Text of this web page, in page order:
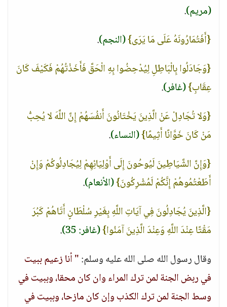
(مريم).
{أَفَتُمَارُونَهُ عَلَى مَا يَرَى}(النجم).
{وَجَادَلُوا بِالْبَاطِلِ لِيُدْحِضُوا بِهِ الْحَقَّ فَأَخَذْتُهُمْ فَكَيْفَ كَانَ
عِقَابِ}(غافر).
{وَلا تُجَادِلْ عَنْ الَّذِينَ يَخْتَانُونَ أَنفُسَهُمْ إِنَّ اللَّهَ لا يُحِبُّ
مَنْ كَانَ خَوَّانًا أَثِيمًا}(النساء).
{وَإِنَّ الشَّيَاطِينَ لَيُوحُونَ إِلَى أَوْلِيَائِهِمْ لِيُجَادِلُوكُمْ وَإِنْ
أَطَعْتُمُوهُمْ إِنَّكُمْ لَمُشْرِكُونَ}(الأنعام).
{الَّذِينَ يُجَادِلُونَ فِي آيَاتِ اللَّهِ بِغَيْرِ سُلْطَانٍ أَتَاهُمْ كَبُرَ
مَقْتًا عِنْدَ اللَّهِ وَعِنْدَ الَّذِينَ آمَنُوا}(غافر: 35)
.
وقال رسول الله صلى الله عليه وسلم:" أنا زعيم ببيت
في ربض الجنة لمن ترك المراء وان كان محقا، وببيت في
وسط الجنة لمن ترك الكذب وإن كان مازحا، وببيت في